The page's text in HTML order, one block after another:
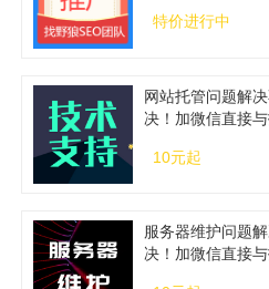
特价进行中
网站托管问题解
决！加微信直接与
10元起
服务器维护问题
决！加微信直接与